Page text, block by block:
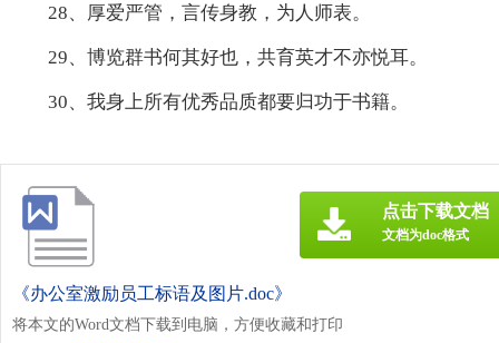
28、厚爱严管，言传身教，为人师表。
29、博览群书何其好也，共育英才不亦悦耳。
30、我身上所有优秀品质都要归功于书籍。
《办公室激励员工标语及图片.doc》
将本文的Word文档下载到电脑，方便收藏和打印
点击下载文档
文档为doc格式